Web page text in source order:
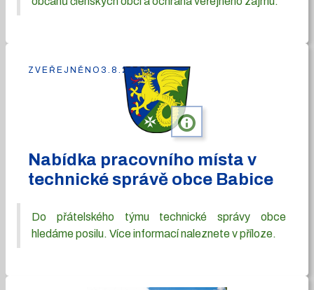
info
Nabídka pracovního místa v
technické správě obce Babice
Do přátelského týmu technické správy obce
hledáme posilu. Více informací naleznete v příloze.
ZVEŘEJNĚNO 3.8.2026